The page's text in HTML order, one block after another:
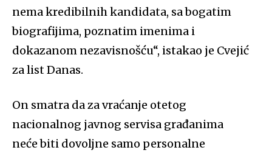
nema kredibilnih kandidata, sa bogatim
biografijima, poznatim imenima i
dokazanom nezavisnošću“, istakao je Cvejić
za list Danas.
On smatra da za vraćanje otetog
nacionalnog javnog servisa građanima
neće biti dovoljne samo personalne